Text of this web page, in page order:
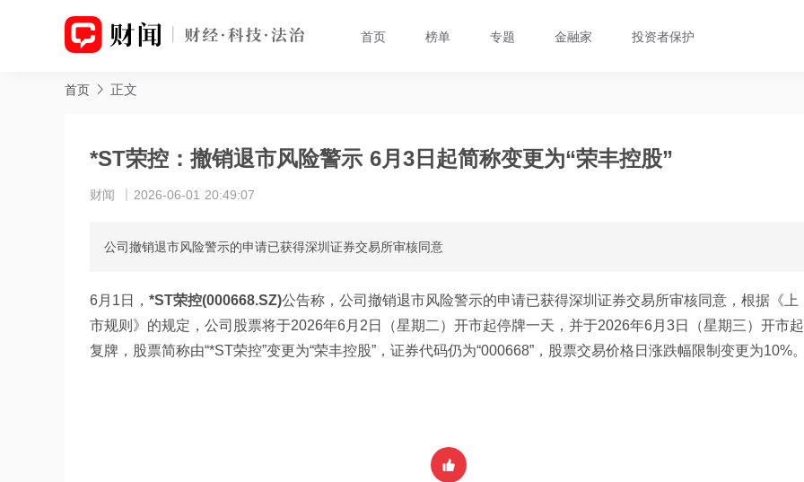
首页 榜单 专题 金融家 投资者保护
首页 正文
*ST荣控：撤销退市风险警示 6月3日起简称变更为“荣丰控股”
财闻 2026-06-01 20:49:07
公司撤销退市风险警示的申请已获得深圳证券交易所审核同意
6月1日， *ST荣控(000668.SZ)公告称，公司撤销退市风险警示的申请已获得深圳证券交易所审核同意，根据《上
市规则》的规定，公司股票将于2026年6月2日（星期二）开市起停牌一天，并于2026年6月3日（星期三）开市起
复牌，股票简称由“*ST荣控”变更为“荣丰控股”，证券代码仍为“000668”，股票交易价格日涨跌幅限制变更为10%。